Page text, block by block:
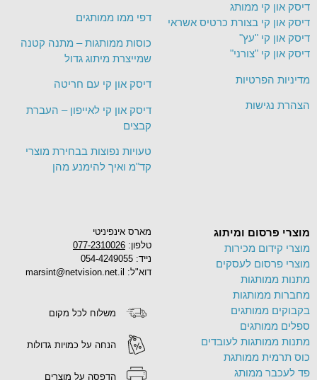
מארס אינפיניטי
טלפון: 077-2310026
נייד: 054-4249055
דוא"ל: marsint@netvision.net.il
משלוח לכל מקום
הנחה על כמויות גדולות
הדפסה על מוצרים
מוצרי פרסום ומיתוג
מוצרי קידום מכירות
מוצרי פרסום לעסקים
מתנות ממותגות
מחברות ממותגות
בקבוקים ממותגים
ספלים ממותגים
מתנות ממותגות לעובדים
כוס תרמית ממותגת
פד לעכבר ממותג
דפי ממו ממותגים
כוסות ממותגות – מתנה קטנה
שמייצרת מיתוג גדול
דיסק און קי עם חריטה
דיסק און קי לאייפון – העברת
קבצים
טעויות נפוצות בבחירת מוצרי
קד"מ ואיך להימנע מהן
דיסק און קי ממותג
דיסק און קי בצורת כרטיס אשראי
דיסק און קי "עץ"
דיסק און קי "צורני"
מדיניות הפרטיות
הצהרת נגישות